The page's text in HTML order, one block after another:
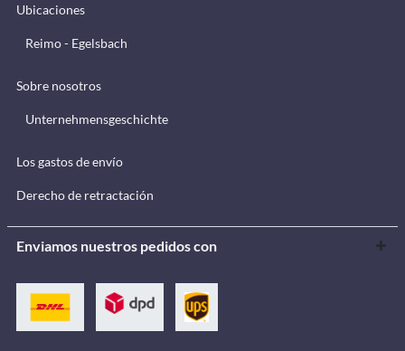
Ubicaciones
Reimo - Egelsbach
Sobre nosotros
Unternehmensgeschichte
Los gastos de envío
Derecho de retractación
Enviamos nuestros pedidos con